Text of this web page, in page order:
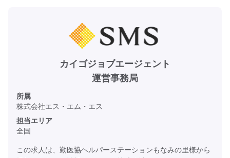
カイゴジョブエージェント
運営事務局
所属
株式会社エス・エム・エス
担当エリア
全国
この求人は、勤医協ヘルパーステーションもなみの里様から